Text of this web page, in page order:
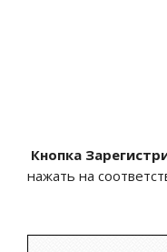
Кнопка
нажать на